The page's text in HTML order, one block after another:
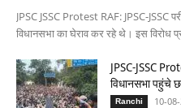
JPSC JSSC Protest RAF: JPSC-JSSC
विधानसभा का घेराव कर रहे थे। इस विरोध
JPSC-JSSC
विधानसभा पहुंचे
Ranchi 10-